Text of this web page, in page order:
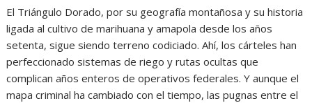
El Triángulo Dorado, por su geografía montañosa y su historia
ligada al cultivo de marihuana y amapola desde los años
setenta, sigue siendo terreno codiciado. Ahí, los cárteles han
perfeccionado sistemas de riego y rutas ocultas que
complican años enteros de operativos federales. Y aunque el
mapa criminal ha cambiado con el tiempo, las pugnas entre el